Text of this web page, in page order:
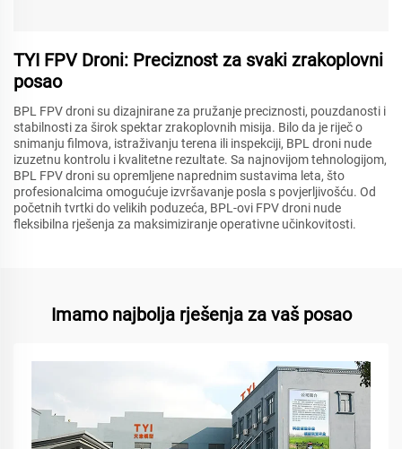
TYI FPV Droni: Preciznost za svaki zrakoplovni
posao
BPL FPV droni su dizajnirane za pružanje preciznosti, pouzdanosti i
stabilnosti za širok spektar zrakoplovnih misija. Bilo da je riječ o
snimanju filmova, istraživanju terena ili inspekciji, BPL droni nude
izuzetnu kontrolu i kvalitetne rezultate. Sa najnovijom tehnologijom,
BPL FPV droni su opremljene naprednim sustavima leta, što
profesionalcima omogućuje izvršavanje posla s povjerljivošću. Od
početnih tvrtki do velikih poduzeća, BPL-ovi FPV droni nude
fleksibilna rješenja za maksimiziranje operativne učinkovitosti.
Imamo najbolja rješenja za vaš posao